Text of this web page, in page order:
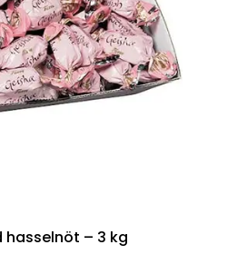
hasselnöt – 3 kg